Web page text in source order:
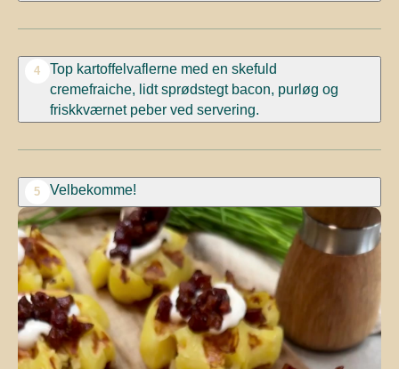
4
Top kartoffelvaflerne med en skefuld
cremefraiche, lidt sprødstegt bacon, purløg og
friskkværnet peber ved servering.
5 Velbekomme!